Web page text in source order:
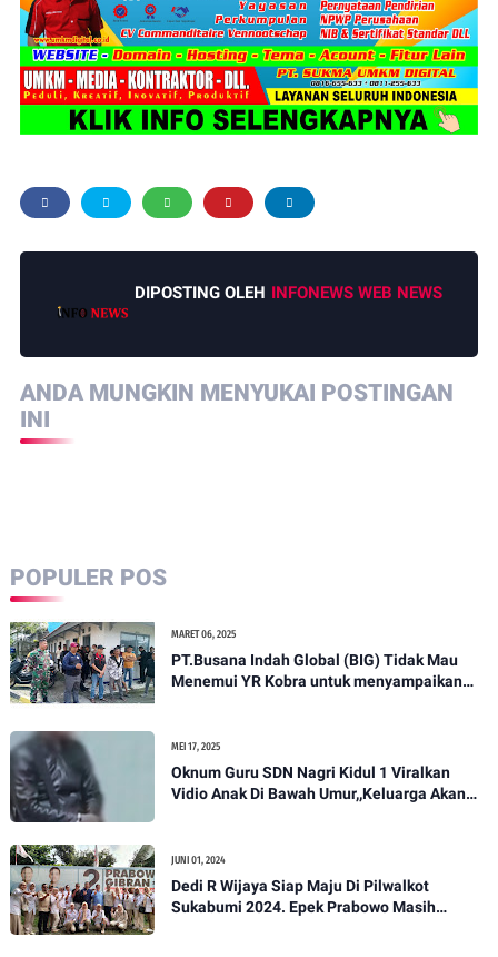
DIPOSTING OLEH INFONEWS WEB NEWS
ANDA MUNGKIN MENYUKAI POSTINGAN
INI
POPULER POS
MARET 06, 2025
PT.Busana Indah Global (BIG) Tidak Mau
Menemui YR Kobra untuk menyampaikan
MEI 17, 2025
Oknum Guru SDN Nagri Kidul 1 Viralkan
Vidio Anak Di Bawah Umur,,Keluarga Akan
JUNI 01, 2024
Dedi R Wijaya Siap Maju Di Pilwalkot
Sukabumi 2024. Epek Prabowo Masih